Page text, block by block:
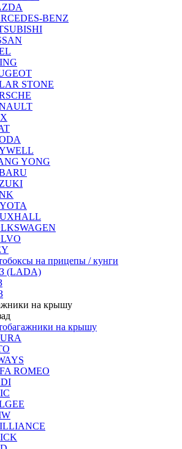
BENZ
STONE
YONG
на прицепы / кунги
(LADA)
на крышу
на крышу
ROMEO